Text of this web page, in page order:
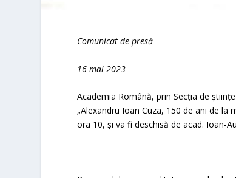
Comunicat de presă
16 mai2023
Academia Română, prin Secția de
„Alexandru Ioan Cuza, 150 de ani de la
ora 10, și va fi deschisă de acad. Ioan-